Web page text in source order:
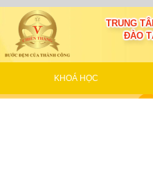
TRUNG
ĐÀO
KHOÁ HỌC